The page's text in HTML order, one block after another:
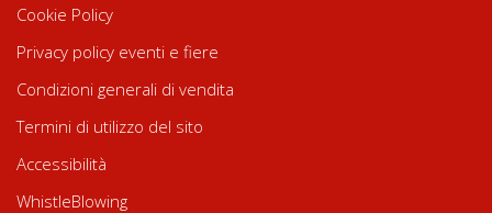
Cookie Policy
Privacy policy eventi e fiere
Condizioni generali di vendita
Termini di utilizzo del sito
Accessibilità
WhistleBlowing